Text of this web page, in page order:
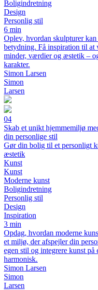
Boligindretning
Design
Personlig stil
6 min
Oplev, hvordan skulpturer
betydning. Få inspiration til
minder, værdier og æstetik –
karakter.
Simon Larsen
Simon
Larsen
04
Skab et unikt hjemmemiljø
din personlige stil
Gør din bolig til et personligt
æstetik
Kunst
Kunst
Moderne kunst
Boligindretning
Personlig stil
Design
Inspiration
3 min
Opdag, hvordan moderne
et miljø, der afspejler din
egen stil og integrere kunst på
harmonisk.
Simon Larsen
Simon
Larsen